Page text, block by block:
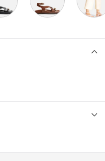
e gravação do
base